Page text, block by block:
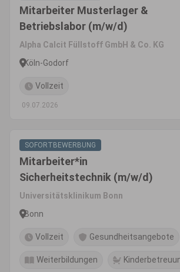
Mitarbeiter Musterlager &
Betriebslabor (m/w/d)
Alpha Calcit Füllstoff GmbH & Co. KG
Köln-Godorf
Vollzeit
09.07.2026
SOFORTBEWERBUNG
Mitarbeiter*in
Sicherheitstechnik (m/w/d)
Universitätsklinikum Bonn
Bonn
Vollzeit Gesundheitsangebote
Weiterbildungen